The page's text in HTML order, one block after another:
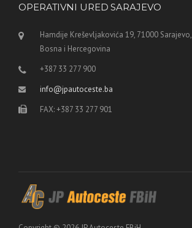
OPERATIVNI URED SARAJEVO
Hamdije Kreševljakovića 19, 71000 Sarajevo,
Bosna i Hercegovina
+387 33 277 900
info@jpautoceste.ba
FAX: +387 33 277 901